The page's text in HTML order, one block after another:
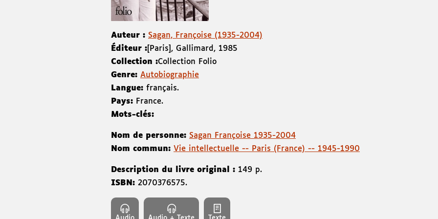
Auteur : Sagan, Françoise (1935-2004)
Éditeur : [Paris] , Gallimard , 1985
Collection :Collection Folio
Genre: Autobiographie
Langue: français.
Pays: France.
Mots-clés:
Nom de personne: Sagan Françoise 1935-2004
Nom commun: Vie intellectuelle -- Paris (France) -- 1945-1990
Description du livre original : 149 p.
ISBN: 2070376575.